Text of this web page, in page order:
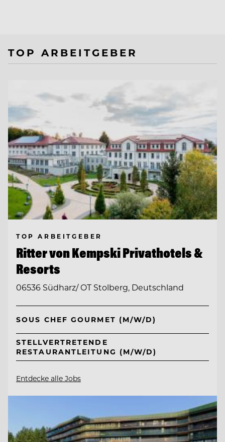
TOP ARBEITGEBER
TOP ARBEITGEBER
Ritter von Kempski Privathotels &
Resorts
06536 Südharz/ OT Stolberg, Deutschland
SOUS CHEF GOURMET (M/W/D)
STELLVERTRETENDE
RESTAURANTLEITUNG (M/W/D)
Entdecke alle Jobs